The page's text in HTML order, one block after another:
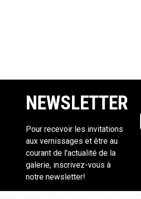
NEWSLETTER
Pour recevoir les invitations
aux vernissages et être au
courant de l'actualité de la
galerie, inscrivez-vous à
notre newsletter!